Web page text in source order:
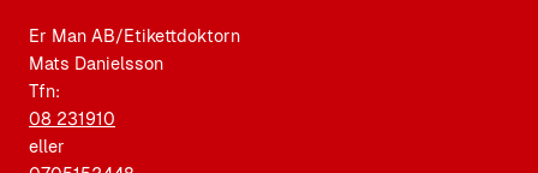
Er Man AB/Etikettdoktorn
Mats Danielsson
Tfn:
08 231910
eller